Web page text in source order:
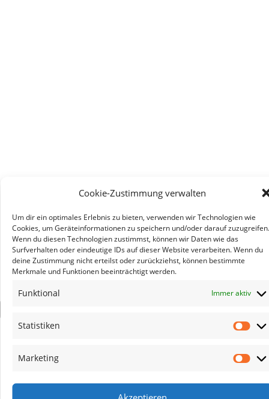
Cookie-Zustimmung verwalten
Um dir ein optimales Erlebnis zu bieten, verwenden wir Technologien wie
Cookies, um Geräteinformationen zu speichern und/oder darauf zuzugreifen.
Wenn du diesen Technologien zustimmst, können wir Daten wie das
Surfverhalten oder eindeutige IDs auf dieser Website verarbeiten. Wenn du
deine Zustimmung nicht erteilst oder zurückziehst, können bestimmte
Merkmale und Funktionen beeinträchtigt werden.
Funktional Immer aktiv
Statistiken
Marketing